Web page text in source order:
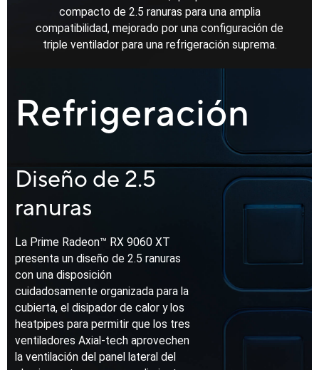
compacto de 2.5 ranuras para una amplia
compatibilidad, mejorado por una configuración de
triple ventilador para una refrigeración suprema.
Refrigeración
Diseño de 2.5
ranuras
La Prime Radeon™ RX 9060 XT
presenta un diseño de 2.5 ranuras
con una disposición
cuidadosamente organizada para la
cubierta, el disipador de calor y los
heatpipes para permitir que los tres
ventiladores Axial-tech aprovechen
la ventilación del panel lateral del